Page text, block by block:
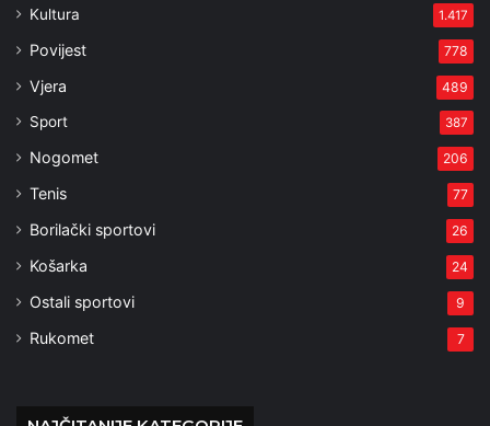
Kultura 1.417
Povijest 778
Vjera 489
Sport 387
Nogomet 206
Tenis 77
Borilački sportovi 26
Košarka 24
Ostali sportovi 9
Rukomet 7